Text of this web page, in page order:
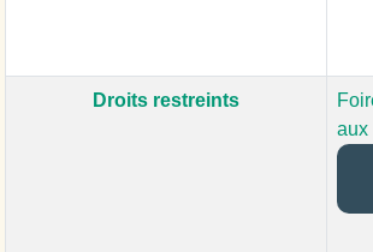
Droits restreints
aux